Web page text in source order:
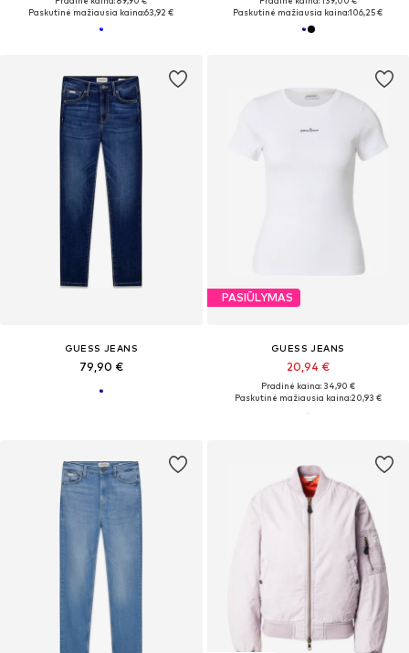
Paskutinė mažiausia kaina:63,92 €
Paskutinė mažiausia kaina:106,25 €
GUESS JEANS
79,90 €
PASIŪLYMAS
GUESS JEANS
20,94 €
Pradinė kaina: 34,90 €
Paskutinė mažiausia kaina:20,93 €